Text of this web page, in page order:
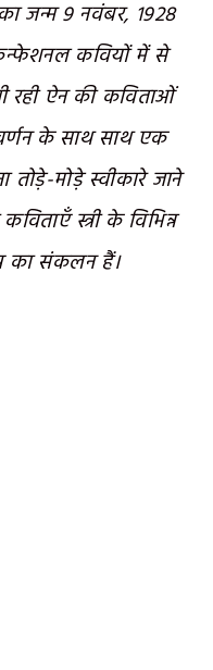
का जन्म 9 नवंबर, 1928
कवियों में से
रही ऐन की कविताओं
के साथ साथ एक
मोड़े स्वीकारे जाने
स्त्री के विभिन्न
का संकलन हैं।